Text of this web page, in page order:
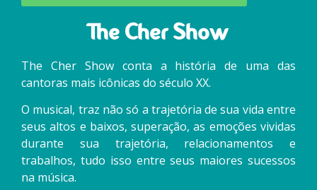
The Cher Show
The Cher Show conta a história de uma das
cantoras mais icônicas do século XX.
O musical, traz não só a trajetória de sua vida entre
seus altos e baixos, superação, as emoções vividas
durante sua trajetória, relacionamentos e
trabalhos, tudo isso entre seus maiores sucessos
na música.